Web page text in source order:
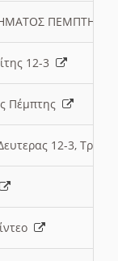
12-3
Πέμπτης
12-3,